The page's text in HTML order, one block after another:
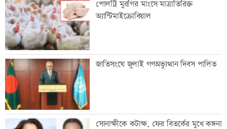
পোলট্রি মুরগির মাংসে মাত্রাতিরিক্ত
অ্যান্টিমাইক্রোবিয়াল
জাতিসংঘে জুলাই গণঅভ্যুত্থান দিবস পালিত
সোনাক্ষীকে কটাক্ষ, ফের বিতর্কের মুখে কঙ্গনা